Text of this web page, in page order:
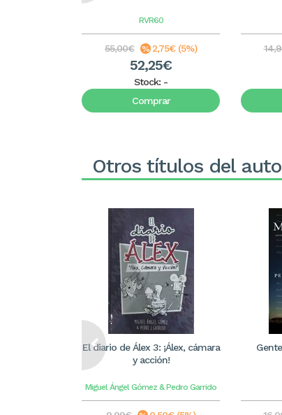
RVR60
55,00€ 2,75€ (5%)
52,25€
Stock: -
Comprar
Otros títulos del
El diario de Álex 3: ¡Álex, cámara
y acción!
Miguel Ángel Gómez & Pedro Garrido